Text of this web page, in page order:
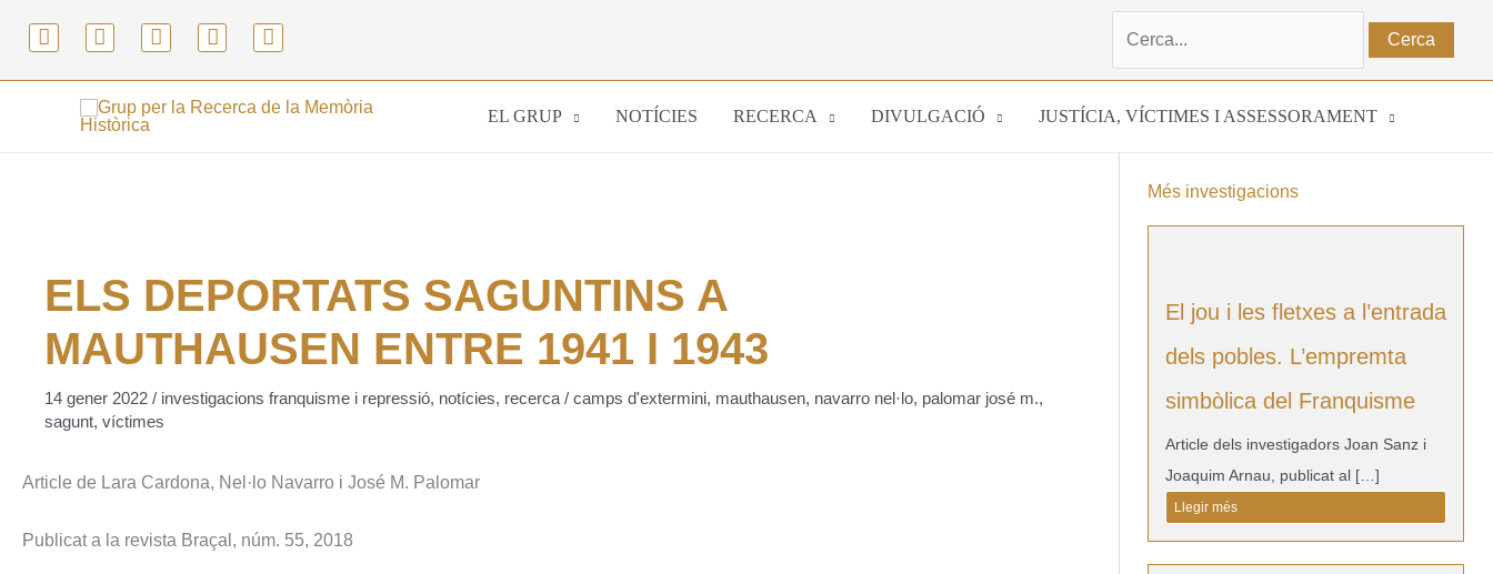
F
a
c
o
T
w
i
t
t
e
r
E
n
v
l
p
Y
o
u
u
e
I
n
s
t
a
r
EL GRUP NOTÍCIES RECERCA DIVULGACIÓ JUSTÍCIA, VÍCTIMES I ASSESSORAMENT
ELS DEPORTATS SAGUNTINS A
MAUTHAUSEN ENTRE 1941 I 1943
14 gener 2022 / investigacions franquisme i repressió, notícies, recerca / camps d'extermini, mauthausen, navarro nel·lo, palomar josé m.,
sagunt, víctimes
Article de Lara Cardona, Nel·lo Navarro i José M. Palomar
Publicat a la revista Braçal, núm. 55, 2018
Més investigacions
El jou i les fletxes a l’entrada
dels pobles. L’empremta
simbòlica del Franquisme
Article dels investigadors Joan Sanz i
Joaquim Arnau, publicat al […]
Llegir més